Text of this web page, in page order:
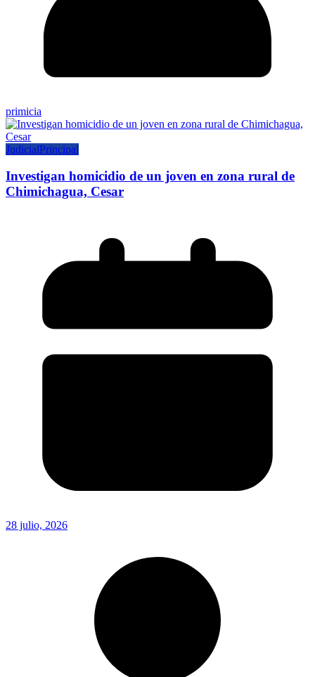
primicia
JudicialPrincipal
Investigan homicidio de un joven en zona rural de
Chimichagua, Cesar
28 julio, 2026